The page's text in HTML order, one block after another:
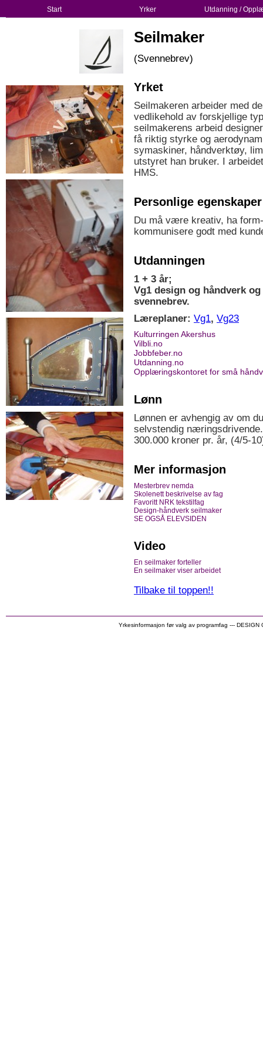
Start Yrker Utdanning /
Seilmaker
(Svennebrev)
Yrket
Seilmakeren arbeider med
vedlikehold av forskjellige
seilmakerens arbeid
få riktig styrke og
symaskiner, håndverktøy,
utstyret han bruker. I
HMS.
Personlige egenskaper
Du må være kreativ, ha
kommunisere godt med
Utdanningen
1 + 3 år;
Vg1 design og håndverk
svennebrev.
Læreplaner: Vg1, Vg23
Kulturringen Akershus
Vilbli.no
Jobbfeber.no
Utdanning.no
Opplæringskontoret for små
Lønn
Lønnen er avhengig av om
selvstendig
300.000 kroner pr. år, (4/5-
Mer informasjon
Mesterbrev nemda
Skolenett beskrivelse av fag
Favoritt NRK tekstilfag
Design-håndverk seilmaker
SE OGSÅ ELEVSIDEN
Video
En seilmaker forteller
En seilmaker viser arbeidet
Tilbake til toppen!!
Yrkesinformasjon før valg av programfag ---